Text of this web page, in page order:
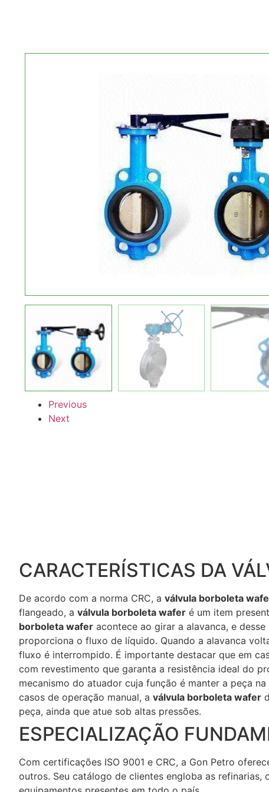
Previous
Next
CARACTERÍSTICAS DA
De acordo com a norma CRC, a válvula borboleta
flangeado, a válvula borboleta wafer é um item
borboleta wafer acontece ao girar a alavanca, e
proporciona o fluxo de líquido. Quando a alavanca
fluxo é interrompido. É importante destacar que em
com revestimento que garanta a resistência ideal do
mecanismo do atuador cuja função é manter a peça
casos de operação manual, a válvula borboleta wafer
peça, ainda que atue sob altas pressões.
ESPECIALIZAÇÃO
Com certificações ISO 9001 e CRC, a Gon Petro
outros. Seu catálogo de clientes engloba as